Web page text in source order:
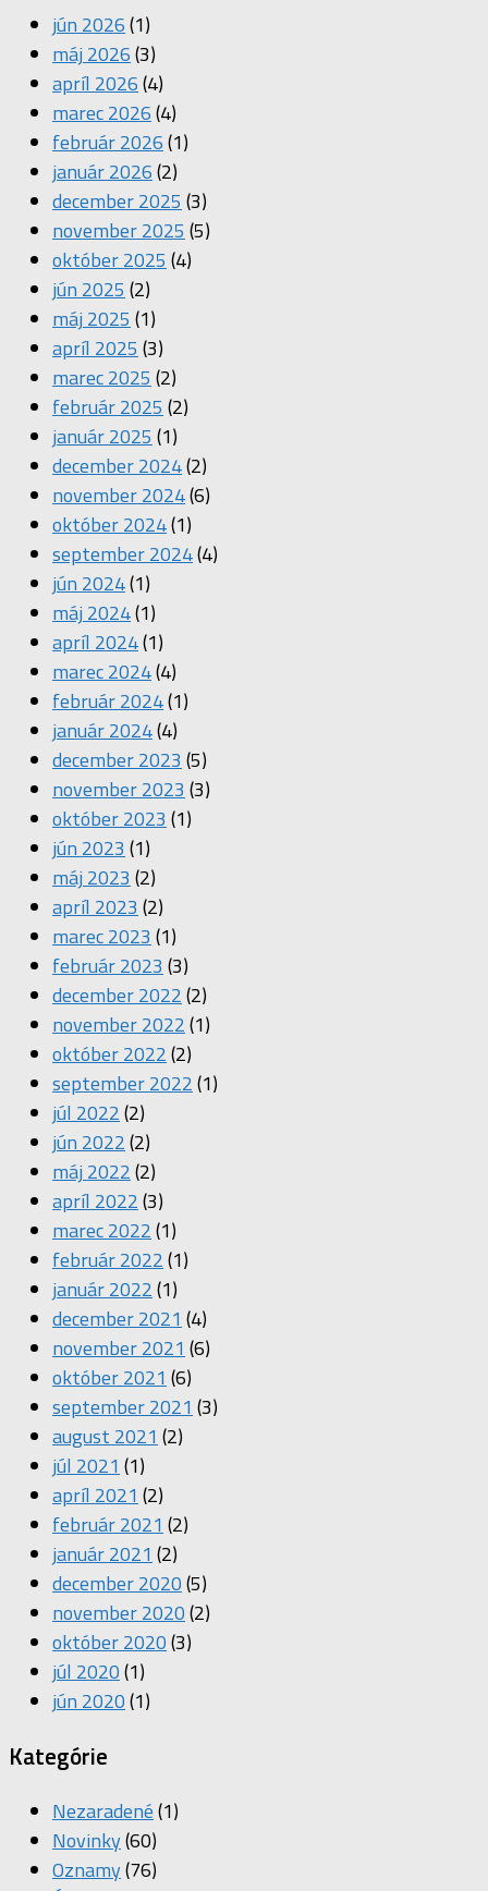
jún 2026(1)
máj 2026(3)
apríl 2026(4)
marec 2026(4)
február 2026(1)
január 2026(2)
december 2025 (3)
november 2025 (5)
október 2025 (4)
jún 2025 (2)
máj 2025 (1)
apríl 2025 (3)
marec 2025 (2)
február 2025 (2)
január 2025 (1)
december 2024(2)
november 2024(6)
október 2024(1)
september 2024(4)
jún 2024(1)
máj 2024(1)
apríl 2024(1)
marec 2024(4)
február 2024(1)
január 2024(4)
december 2023 (5)
november 2023 (3)
október 2023 (1)
jún 2023 (1)
máj 2023 (2)
apríl 2023 (2)
marec 2023 (1)
február 2023 (3)
december 2022(2)
november 2022(1)
október 2022(2)
september 2022(1)
júl 2022(2)
jún 2022(2)
máj 2022(2)
apríl 2022(3)
marec 2022(1)
február 2022(1)
január 2022(1)
december 2021 (4)
november 2021 (6)
október 2021 (6)
september 2021 (3)
august 2021 (2)
júl 2021 (1)
apríl 2021 (2)
február 2021 (2)
január 2021 (2)
december 2020(5)
november 2020(2)
október 2020(3)
júl 2020(1)
jún 2020(1)
Kategórie
Nezaradené(1)
Novinky(60)
Oznamy(76)